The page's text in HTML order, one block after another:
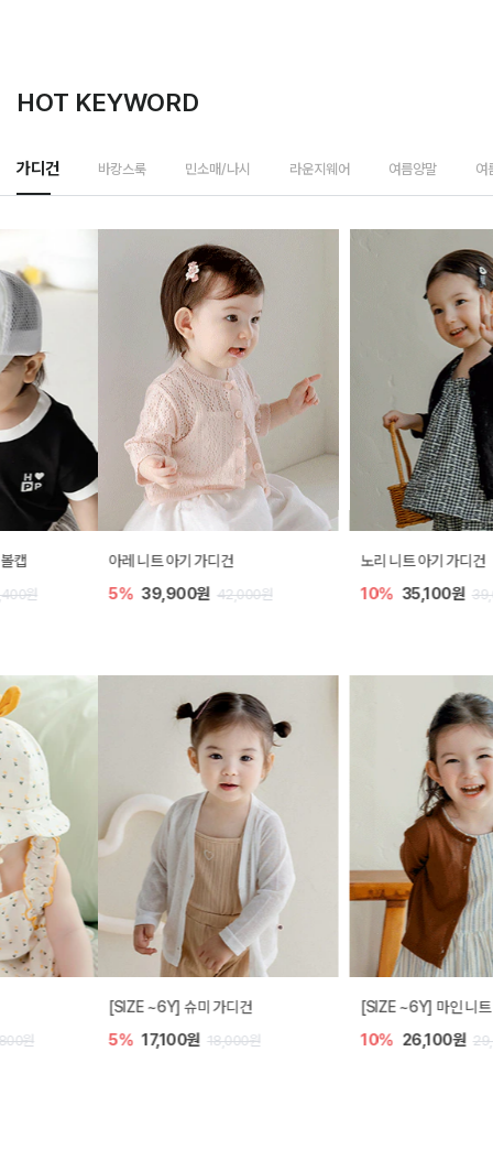
HOT KEYWORD
가디건 바캉스룩 민소매/나시 라운지웨어 여름양말 여
아레 니트 아기 가디건
5% 39,900원 42,000원
노리 니트 아기 가디건
10% 35,100원 39,000원
[SIZE ~6Y] 슈미 가디건
5% 18,000원
[SIZE ~6Y] 마인 니트 가디건
26,100원 29,000원